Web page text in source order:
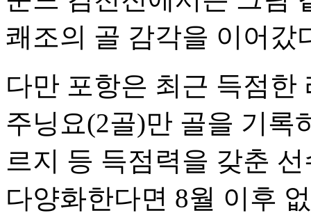
쾌조의 골 감각을 이어갔
다만 포항은 최근 득점한
주닝요(2골)만 골을 기록
르지 등 득점력을 갖춘
다양화한다면 8월 이후